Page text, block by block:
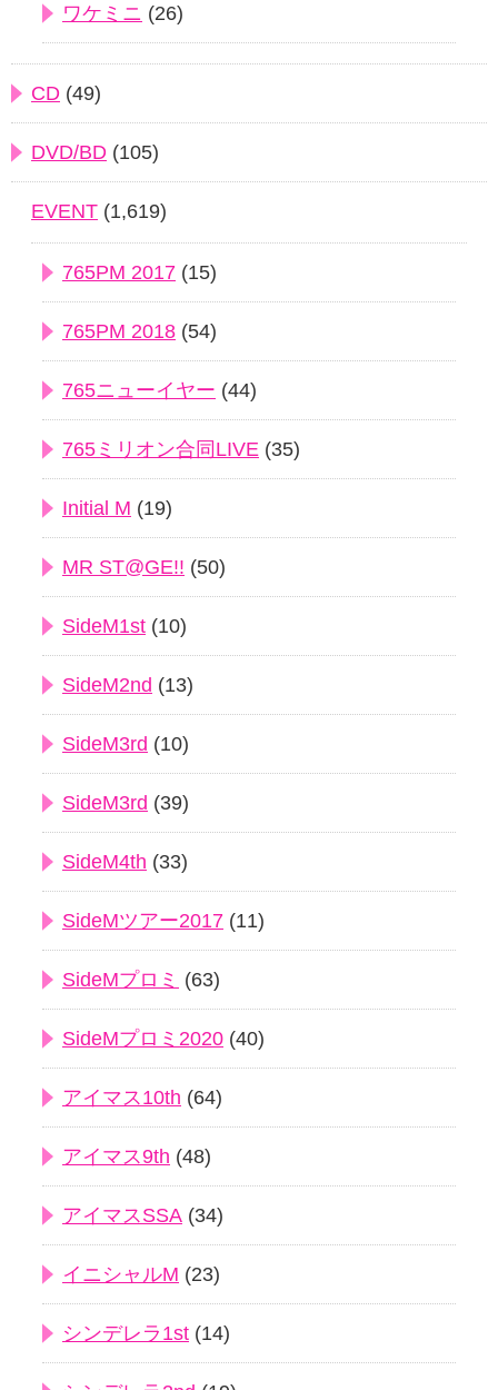
ワケミニ (26)
CD (49)
DVD/BD (105)
EVENT (1,619)
765PM 2017 (15)
765PM 2018 (54)
765ニューイヤー (44)
765ミリオン合同LIVE (35)
Initial M (19)
MR ST@GE!! (50)
SideM1st (10)
SideM2nd (13)
SideM3rd (10)
SideM3rd (39)
SideM4th (33)
SideMツアー2017 (11)
SideMプロミ (63)
SideMプロミ2020 (40)
アイマス10th (64)
アイマス9th (48)
アイマスSSA (34)
イニシャルM (23)
シンデレラ1st (14)